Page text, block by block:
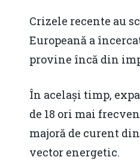
Crizele recente au
Europeană a
provine încă din
În același timp,
de 18 ori mai
majoră de curent
vector energetic.